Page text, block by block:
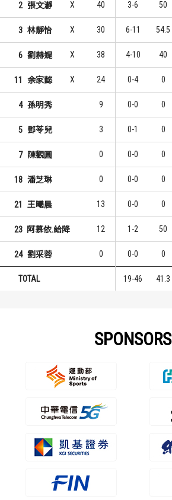
2 張文瀞 X 40 3-6 50
3 林靜怡 X 30 6-11 54.5
6 劉赫媞 X 38 4-10 40
11 余家懿 X 24 0-4 0
4 孫明秀 9 0-0 0
5 鄧苓兒 3 0-1 0
7 陳觀圓 0 0-0 0
18 潘芝琳 0 0-0 0
21 王曦晨 13 0-0 0
23 阿慕依.給降 12 1-2 50
24 劉采蓉 0 0-0 0
TOTAL 19-46 41.3
SPONSORS